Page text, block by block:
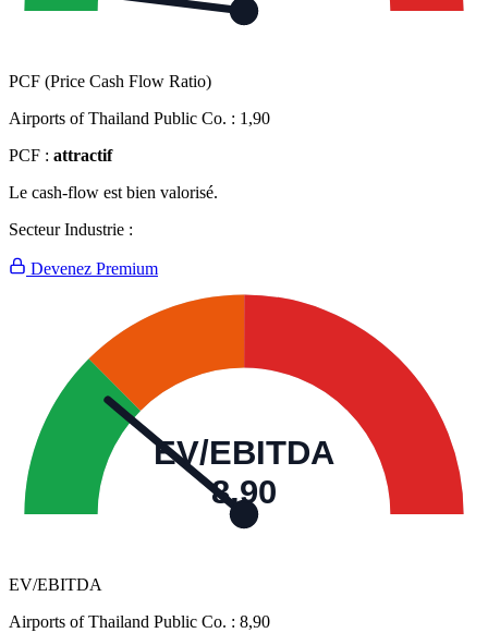
PCF (Price Cash Flow Ratio)
Airports of Thailand Public Co. : 1,90
PCF : attractif
Le cash-flow est bien valorisé.
Secteur Industrie :
Devenez Premium
EV/EBITDA
8,90
EV/EBITDA
Airports of Thailand Public Co. : 8,90